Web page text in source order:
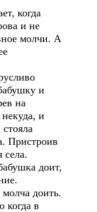
когда
и не
молчи. А
и
на
и
Пристроив
села.
доит,
доить.
когда в